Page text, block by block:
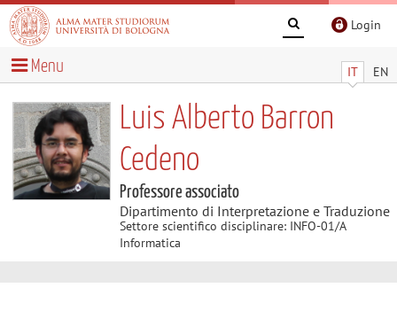
Login
IT EN
Menu
Luis Alberto Barron
Cedeno
Professore associato
Dipartimento di Interpretazione e Traduzione
Settore scientifico disciplinare: INFO-01/A
Informatica